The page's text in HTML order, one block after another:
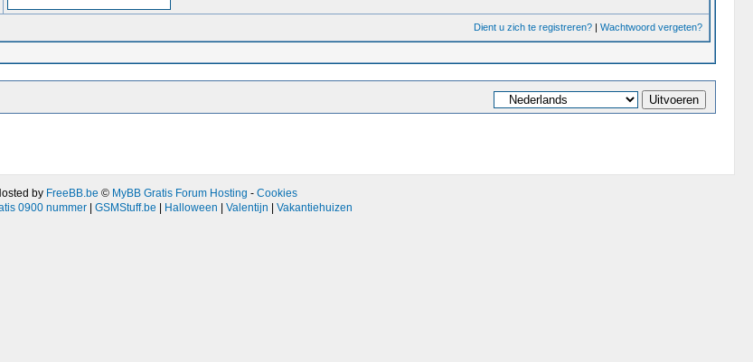
Dient u zich te registreren?| Wachtwoord vergeten?
by FreeBB.be © MyBB Gratis Forum Hosting - Cookies
0900 nummer| GSMStuff.be Halloween Valentijn Vakantiehuizen